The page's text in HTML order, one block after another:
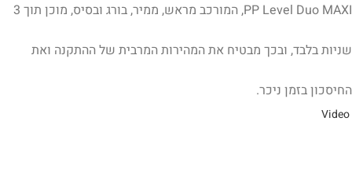
PP Level Duo MAXI, המורכב מראש, ממיר, בורג ובסיס, מוכן תוך 3
שניות בלבד, ובכך מבטיח את המהירות המרבית של ההתקנה ואת
החיסכון בזמן ניכר.